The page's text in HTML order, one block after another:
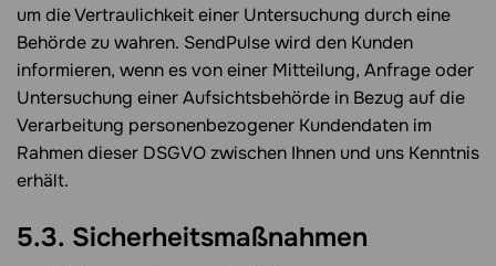
um die Vertraulichkeit einer Untersuchung durch eine
Behörde zu wahren. SendPulse wird den Kunden
informieren, wenn es von einer Mitteilung, Anfrage oder
Untersuchung einer Aufsichtsbehörde in Bezug auf die
Verarbeitung personenbezogener Kundendaten im
Rahmen dieser DSGVO zwischen Ihnen und uns Kenntnis
erhält.
5.3. Sicherheitsmaßnahmen